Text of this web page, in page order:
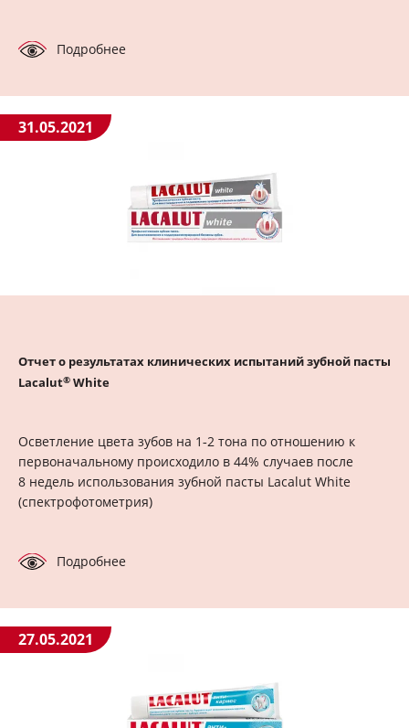
Подробнее
31.05.2021
Отчет о результатах клинических испытаний зубной пасты
Lacalut® White
Осветление цвета зубов на 1‑2 тона по отношению к
первоначальному происходило в 44% случаев после
8 недель использования зубной пасты Lacalut White
(спектрофотометрия)
Подробнее
27.05.2021